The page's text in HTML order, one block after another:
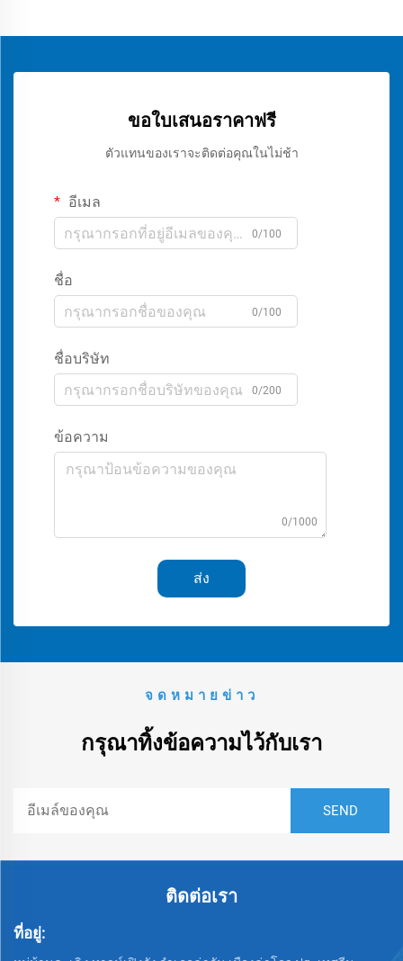
ขอใบเสนอราคาฟรี
ตัวแทนของเราจะติดต่อคุณในไม่ช้า
อีเมล
0/100
ชื่อ
0/100
ชื่อบริษัท
0/200
ข้อความ
0/1000
ส่ง
จดหมายข่าว
กรุณาทิ้งข้อความไว้กับเรา
ติดต่อเรา
ที่อยู่: